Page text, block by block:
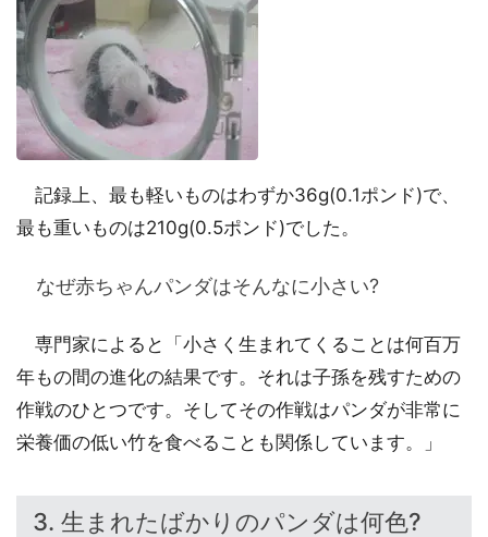
記録上、最も軽いものはわずか36g(0.1ポンド)で、
最も重いものは210g(0.5ポンド)でした。
なぜ赤ちゃんパンダはそんなに小さい?
専門家によると「小さく生まれてくることは何百万
年もの間の進化の結果です。それは子孫を残すための
作戦のひとつです。そしてその作戦はパンダが非常に
栄養価の低い竹を食べることも関係しています。」
3. 生まれたばかりのパンダは何色?